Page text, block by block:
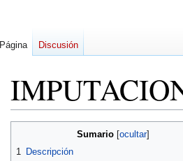
Sumario
1 Descripción
Página Discusión